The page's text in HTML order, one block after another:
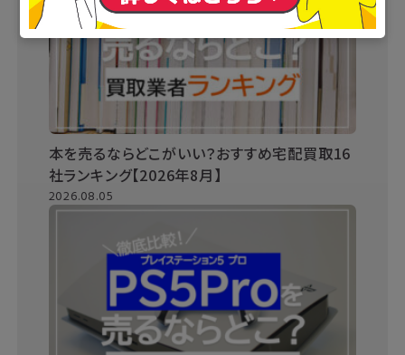
本を売るならどこがいい？おすすめ宅配買取16
社ランキング【2026年8月】
2026.08.05